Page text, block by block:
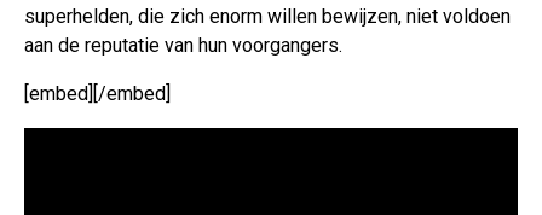
superhelden, die zich enorm willen bewijzen, niet voldoen
aan de reputatie van hun voorgangers.
[embed][/embed]